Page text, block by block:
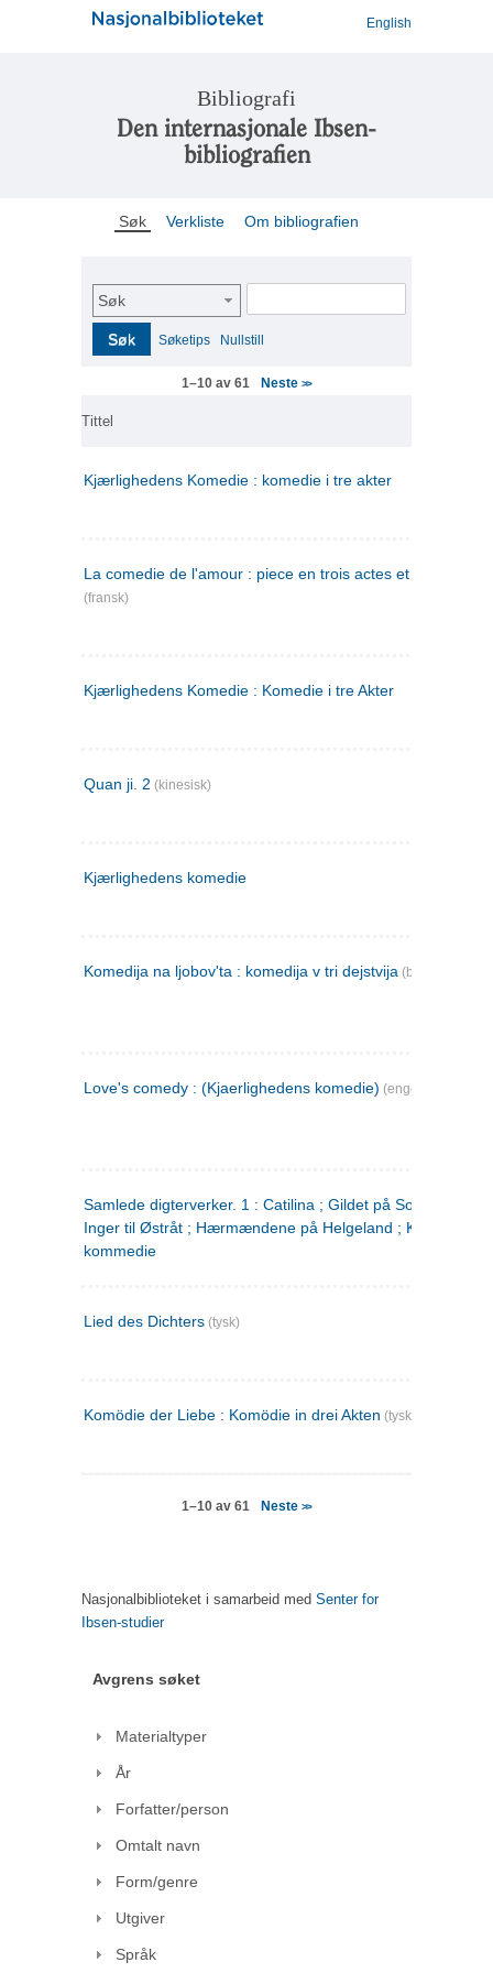
English
Bibliografi
Den internasjonale Ibsen-
bibliografien
Søk Verkliste Om bibliografien
Søk
Søk Søketips Nullstill
1–10 av 61 Neste>>
Tittel
Kjærlighedens Komedie : komedie i tre akter
La comedie de l'amour : piece en trois actes et en vers
(fransk)
Kjærlighedens Komedie : Komedie i tre Akter
Quan ji. 2 (kinesisk)
Kjærlighedens komedie
Komedija na ljobov'ta : komedija v tri dejstvija (bulgarsk)
Love's comedy : (Kjaerlighedens komedie) (engelsk)
Samlede digterverker. 1 : Catilina ; Gildet på Solhaug ; Fru
Inger til Østråt ; Hærmændene på Helgeland ;
kommedie
Lied des Dichters (tysk)
Komödie der Liebe : Komödie in drei Akten (tysk)
1–10 av 61 Neste>>
Nasjonalbiblioteket i samarbeid med Senter for
Ibsen-studier
Avgrens søket
Materialtyper
År
Forfatter/person
Omtalt navn
Form/genre
Utgiver
Språk